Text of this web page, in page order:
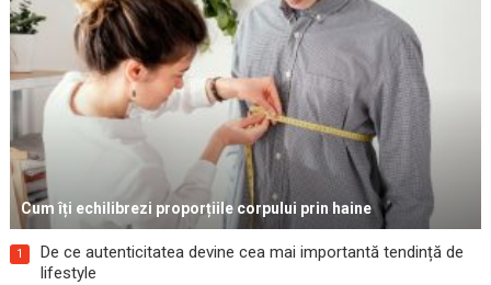
Cum îți echilibrezi proporțiile corpului prin haine
1
De ce autenticitatea devine cea mai importantă tendință de
lifestyle